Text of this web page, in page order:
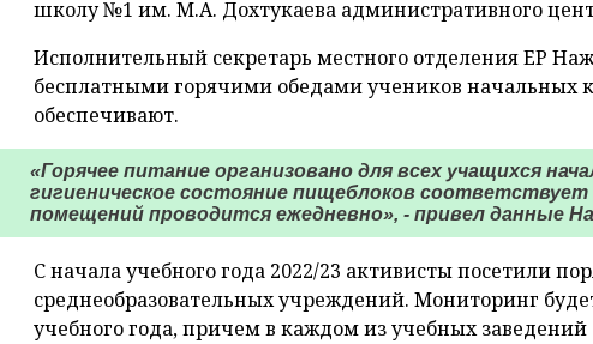
школу №1 им. М.А. Дохтукаева административного
Исполнительный секретарь местного отделения ЕР
бесплатными горячими обедами учеников начальных
обеспечивают.
«Горячее питание организовано для всех учащихся
гигиеническое состояние пищеблоков
помещений проводится ежедневно», - привел данные
С начала учебного года 2022/23 активисты посетили
среднеобразовательных учреждений. Мониторинг
учебного года, причем в каждом из учебных заведений